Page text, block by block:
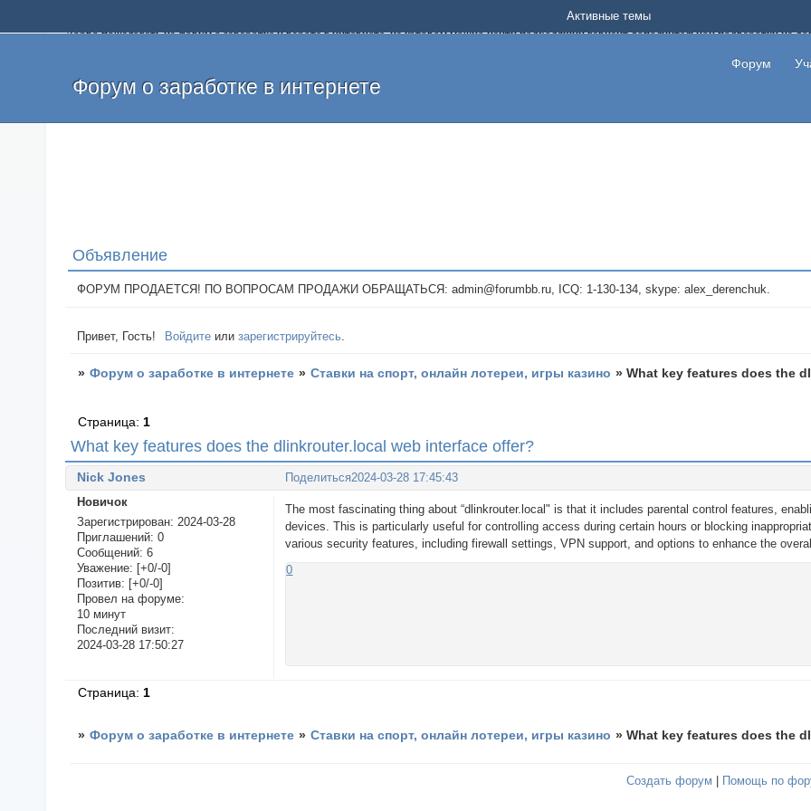
Добро пожаловать на форум о заработке и работе в интернете, на котором можно найти подходящий вариант дополнительной подработки на
и оставлять свои отзывы. Если вы знаете, что определенный проект или сайт не платит, то указывайте в теме что это лохотрон, чтобы другие
легкие деньги без вложений и регистрации уже сегодня. Создавайте новые темы, размещайте объявления со своими пригласительными
Форум о заработке в интернете
Форум
Активные темы
Объявление
ФОРУМ ПРОДАЕТСЯ! ПО ВОПРОСАМ ПРОДАЖИ ОБРАЩАТЬСЯ: admin@forumbb.ru, ICQ: 1-130-134, skype: alex_derenchuk.
Привет, Гость! Войдите илизарегистрируйтесь.
» Форум о заработке в интернете » Ставки на спорт, онлайн лотереи, игры казино »What key features does the
What key features does the dlinkrouter.local web interface offer?
Страница: 1
Поделиться2024-03-28 17:45:43
Nick Jones
Новичок
Зарегистрирован: 2024-03-28
Приглашений: 0
Сообщений: 6
Уважение: [+0/-0]
Позитив: [+0/-0]
Провел на форуме:
10 минут
Последний визит:
2024-03-28 17:50:27
The most fascinating thing about “dlinkrouter.local" is that it includes parental control features,
devices. This is particularly useful for controlling access during certain hours or blocking
various security features, including firewall settings, VPN support, and options to enhance the
0
Страница: 1
» Форум о заработке в интернете » Ставки на спорт, онлайн лотереи, игры казино »What key features does the
Создать форум Помощь по